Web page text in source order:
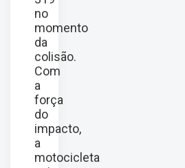
no
momento
da
colisão.
Com
a
força
do
impacto,
a
motocicleta